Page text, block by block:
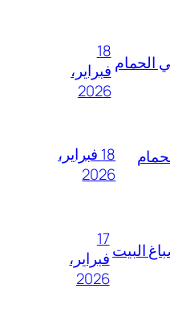
الحمام
18
فبراير،
2026
18 فبراير،
2026
البيت
17
فبراير،
2026